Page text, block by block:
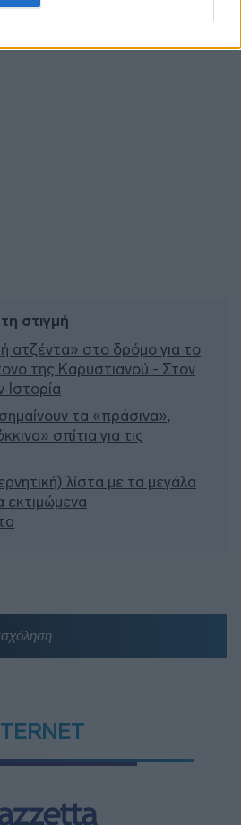
στιγμή
ατζέντα» στο δρόμο για το
της Καρυστιανού - Στον
Ιστορία
τα «πράσινα»,
σπίτια για τις
λίστα με τα μεγάλα
εκτιμώμενα